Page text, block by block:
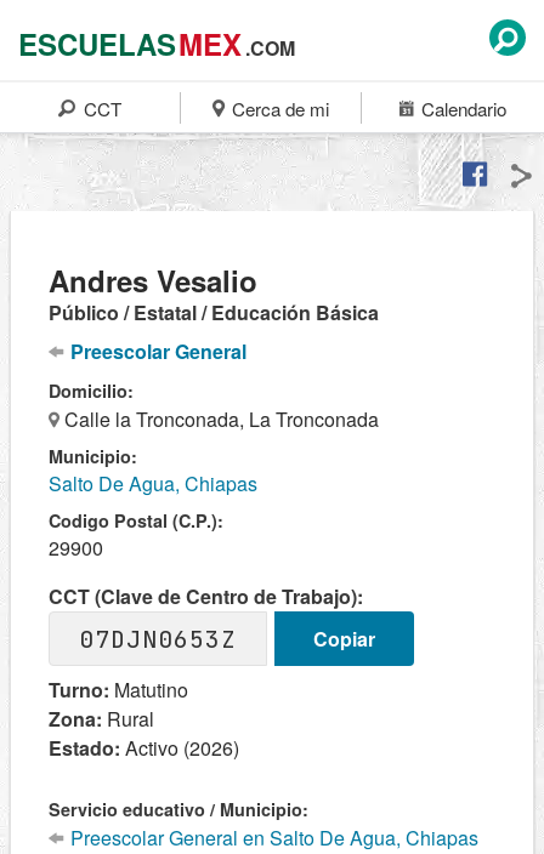
ESCUELASMEX.COM
CCT Cerca de mi Calendario
Andres Vesalio
Público / Estatal / Educación Básica
Preescolar General
Domicilio:
Calle la Tronconada, La Tronconada
Municipio:
Salto De Agua, Chiapas
Codigo Postal (C.P.):
29900
CCT (Clave de Centro de Trabajo):
07DJN0653Z
Copiar
Turno: Matutino
Zona: Rural
Estado: Activo (2026)
Servicio educativo / Municipio:
Preescolar General en Salto De Agua, Chiapas